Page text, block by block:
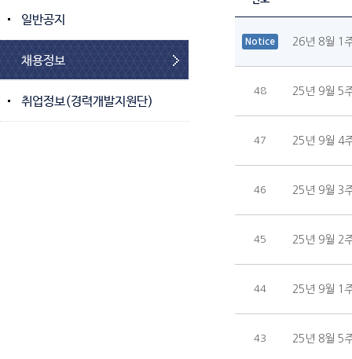
일반공지
채용정보
취업정보(경력개발지원단)
Notice 26년 8월 1
48 25년 9월 5
47 25년 9월 4
46 25년 9월 3
45 25년 9월 2
44 25년 9월 1
43 25년 8월 5